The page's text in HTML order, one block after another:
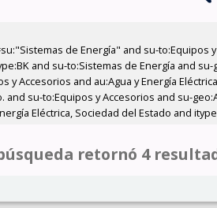
de Energía" and su-to:Equipos
and su-to:Sistemas de Energía and
y Accesorios and au:Agua y Energía
and su-to:Equipos y Accesorios and su-
Eléctrica, Sociedad del Estado and
retornó 4